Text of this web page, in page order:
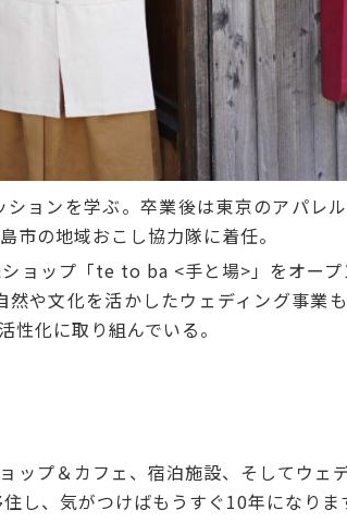
ョンを学ぶ。卒業後は東京のアパレ
市の地域おこし協力隊に着任。
ョップ「te to ba <手と場>」をオー
や文化を活かしたウェディング事業
化に取り組んでいる。
プ＆カフェ、宿泊施設、そしてウェ
し、気がつけばもうすぐ10年になりま